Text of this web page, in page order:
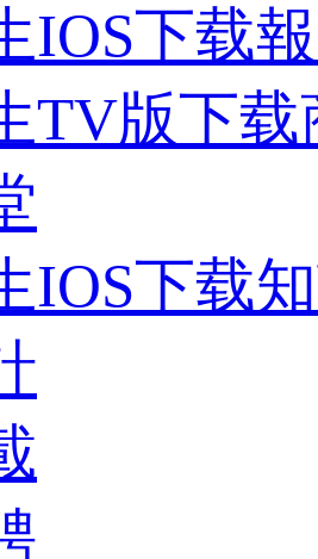
IOS下载
TV版下载
IOS下载